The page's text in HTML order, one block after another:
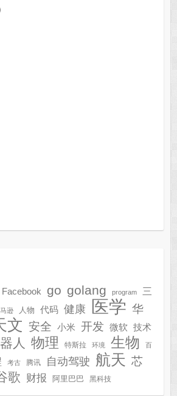
Facebook go golang program
三
逊 人物 代码 健康 医学 华
文 安全 小米 开发 微软 技术
人 物理 特斯拉 环境 生物 百
考古 腾讯 自动驾驶 航天 芯
歌 财报 阿里巴巴 黑科技